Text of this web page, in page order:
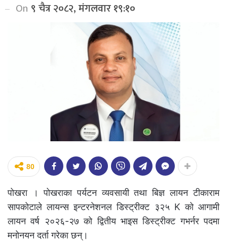
On ९ चैत्र २०८२, मंगलवार १९:१०
80
पोखरा । पोखराका पर्यटन व्यवसायी तथा बिज्ञ लायन टीकाराम
सापकोटाले लायन्स इन्टरनेशनल डिस्ट्रीक्ट ३२५ K को आगामी
लायन वर्ष २०२६-२७ को द्वितीय भाइस डिस्ट्रीक्ट गभर्नर पदमा
मनोनयन दर्ता गरेका छन्।